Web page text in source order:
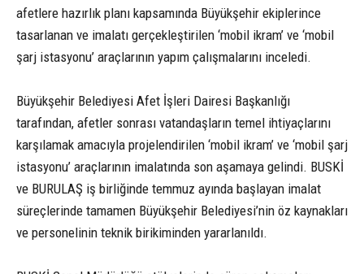
afetlere hazırlık planı kapsamında Büyükşehir ekiplerince
tasarlanan ve imalatı gerçekleştirilen ‘mobil ikram’ ve ‘mobil
şarj istasyonu’ araçlarının yapım çalışmalarını inceledi.
Büyükşehir Belediyesi Afet İşleri Dairesi Başkanlığı
tarafından, afetler sonrası vatandaşların temel ihtiyaçlarını
karşılamak amacıyla projelendirilen ‘mobil ikram’ ve ‘mobil şarj
istasyonu’ araçlarının imalatında son aşamaya gelindi. BUSKİ
ve BURULAŞ iş birliğinde temmuz ayında başlayan imalat
süreçlerinde tamamen Büyükşehir Belediyesi’nin öz kaynakları
ve personelinin teknik birikiminden yararlanıldı.